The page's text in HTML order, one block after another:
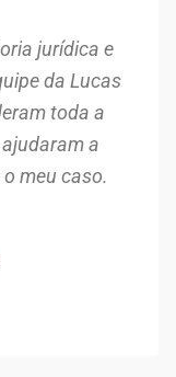
jurídica e
da Lucas
toda a
a
meu caso.